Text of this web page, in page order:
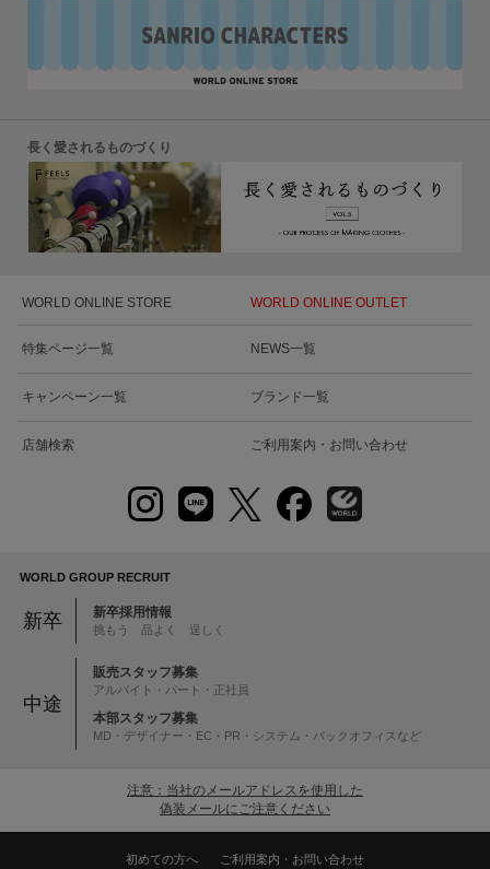
長く愛されるものづくり
WORLD ONLINE STORE WORLD ONLINE OUTLET
特集ページ一覧 NEWS一覧
キャンペーン一覧 ブランド一覧
店舗検索 ご利用案内・お問い合わせ
WORLD GROUP RECRUIT
新卒 新卒採用情報
挑もう 品よく 逞しく
中途
販売スタッフ募集
アルバイト・パート・正社員
本部スタッフ募集
MD・デザイナー・EC・PR・システム・バックオフィスなど
注意：当社のメールアドレスを使用した
偽装メールにご注意ください
初めての方へ ご利用案内・お問い合わせ